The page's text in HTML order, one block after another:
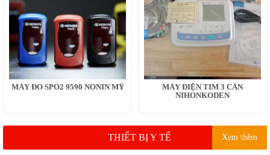
MÁY ĐO SPO2 9590 NONIN MỸ
MÁY ĐIỆN TIM 3 CẦN
NIHONKODEN
THIẾT BỊ Y TẾ Xem thêm